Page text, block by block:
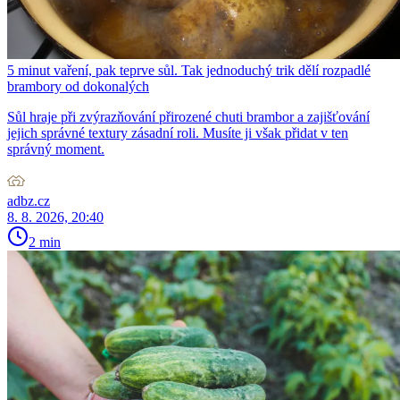
5 minut vaření, pak teprve sůl. Tak jednoduchý trik dělí rozpadlé
brambory od dokonalých
Sůl hraje při zvýrazňování přirozené chuti brambor a zajišťování
jejich správné textury zásadní roli. Musíte ji však přidat v ten
správný moment.
adbz.cz
8. 8. 2026, 20:40
2 min